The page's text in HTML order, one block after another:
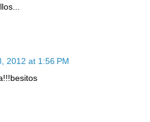
2012 at 1:56 PM